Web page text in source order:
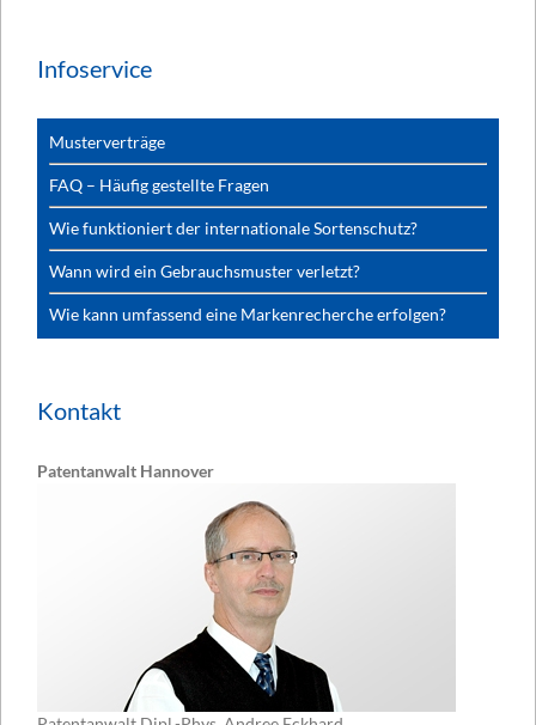
Infoservice
Musterverträge
FAQ – Häufig gestellte Fragen
Wie funktioniert der internationale Sortenschutz?
Wann wird ein Gebrauchsmuster verletzt?
Wie kann umfassend eine Markenrecherche erfolgen?
Kontakt
Patentanwalt Hannover